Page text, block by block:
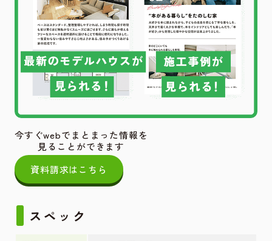
今すぐwebでまとまった情報を
見ることができます
資料請求はこちら
スペック